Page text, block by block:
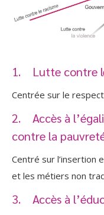
1. Lutte contre
Centrée sur le
2. Accès à
contre la
Centré sur l’insertion
et les métiers non
3. Accès à